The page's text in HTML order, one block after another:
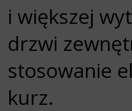
i większej
drzwi
stosowanie
kurz.